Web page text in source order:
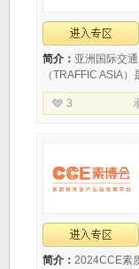
简介： 亚洲国际交
（TRAFFIC ASIA
程建设、养护、管
展会。自2020年举
3
简介： 2024CCE素